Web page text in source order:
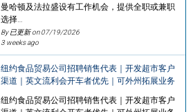
曼哈顿及法拉盛设有工作机会，提供全职或兼职
选择…
By 已更新 on07/19/2026
3 weeks ago
纽约食品贸易公司招聘销售代表｜开发超市客户
渠道｜英文流利会开车者优先｜可外州拓展业务
纽约食品贸易公司招聘销售代表｜开发超市客户